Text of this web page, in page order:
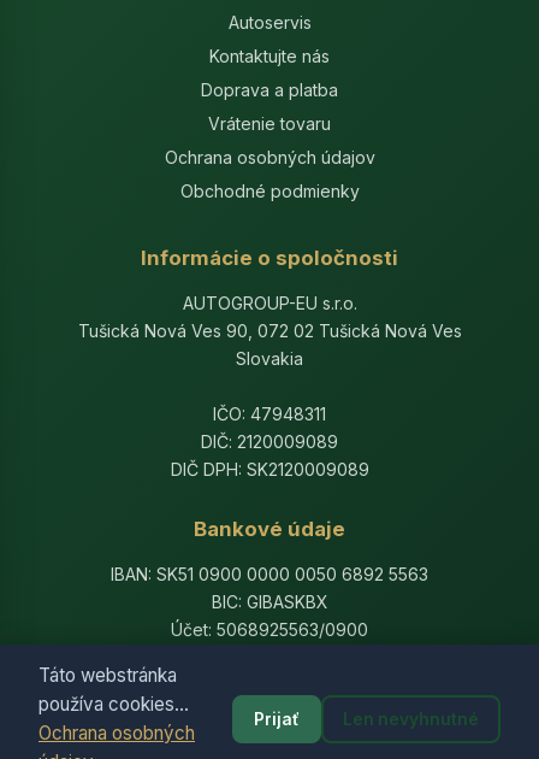
Táto webstránka
používa cookies...
Ochrana osobných
Prijať Len nevyhnutné
Autoservis
Kontaktujte nás
Doprava a platba
Vrátenie tovaru
Ochrana osobných údajov
Obchodné podmienky
Informácie o spoločnosti
AUTOGROUP-EU s.r.o.
Tušická Nová Ves 90, 072 02 Tušická Nová Ves
Slovakia
IČO: 47948311
DIČ: 2120009089
DIČ DPH: SK2120009089
Bankové údaje
IBAN: SK51 0900 0000 0050 6892 5563
BIC: GIBASKBX
Účet: 5068925563/0900